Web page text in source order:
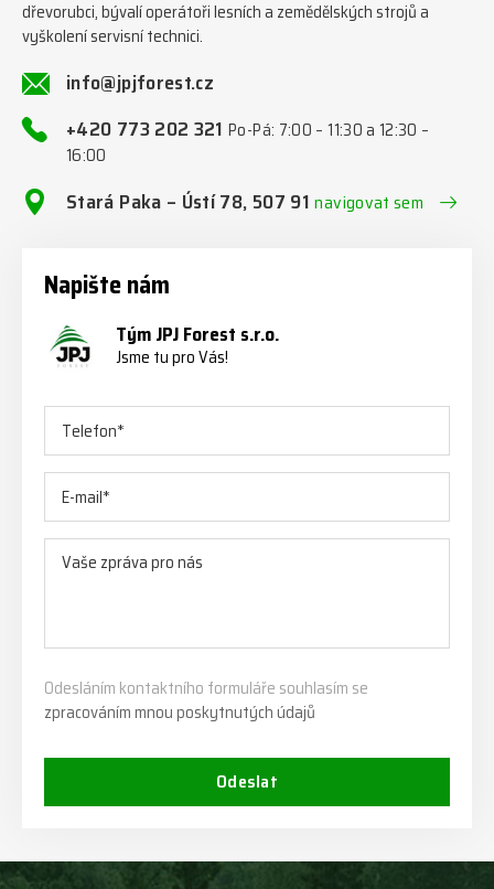
dřevorubci, bývalí operátoři lesních a zemědělských strojů a
vyškolení servisní technici.
info@jpjforest.cz
+420 773 202 321Po-Pá: 7:00 – 11:30 a 12:30 –
16:00
Stará Paka – Ústí 78, 507 91navigovat sem
Napište nám
Tým JPJ Forest s.r.o.
Jsme tu pro Vás!
Odesláním kontaktního formuláře souhlasím se
zpracováním mnou poskytnutých údajů
Odeslat